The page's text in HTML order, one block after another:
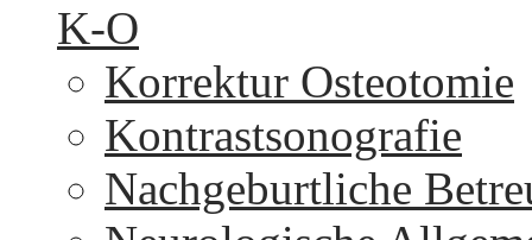
K-O
Korrektur Osteotomie
Kontrastsonografie
Nachgeburtliche